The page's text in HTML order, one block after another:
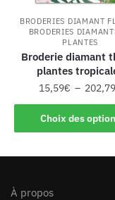
BRODERIES DIAMANT
BRODERIES
PLANTES
Broderie diamant
plantes
15,59€ – 202,79
Choix des
À propos